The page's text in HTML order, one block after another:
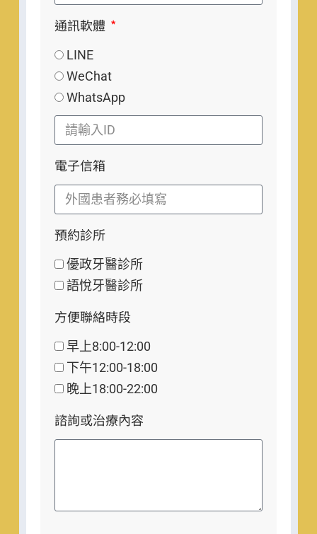
通訊軟體
LINE
WeChat
WhatsApp
電子信箱
預約診所
優政牙醫診所
語悅牙醫診所
方便聯絡時段
早上8:00-12:00
下午12:00-18:00
晚上18:00-22:00
諮詢或治療內容